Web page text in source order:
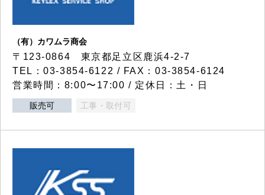
（有）カワムラ商会
〒123-0864 東京都足立区鹿浜4-2-7
TEL：03-3854-6122 / FAX：03-3854-6124
営業時間：8:00〜17:00 / 定休日：土・日
販売可 工事・取付可